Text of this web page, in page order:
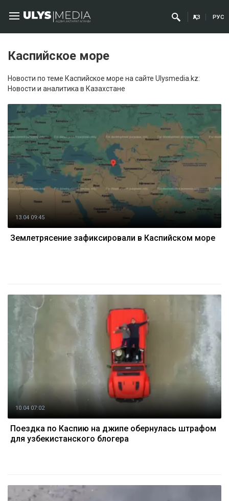
ҚАЗ РУС
Каспийское море
Новости по теме Каспийское море на сайте Ulysmedia.kz:
Новости и аналитика в Казахстане
13.04 09:45
Землетрясение зафиксировали в Каспийском море
10.04 07:02
Поездка по Каспию на джипе обернулась штрафом
для узбекистанского блогера